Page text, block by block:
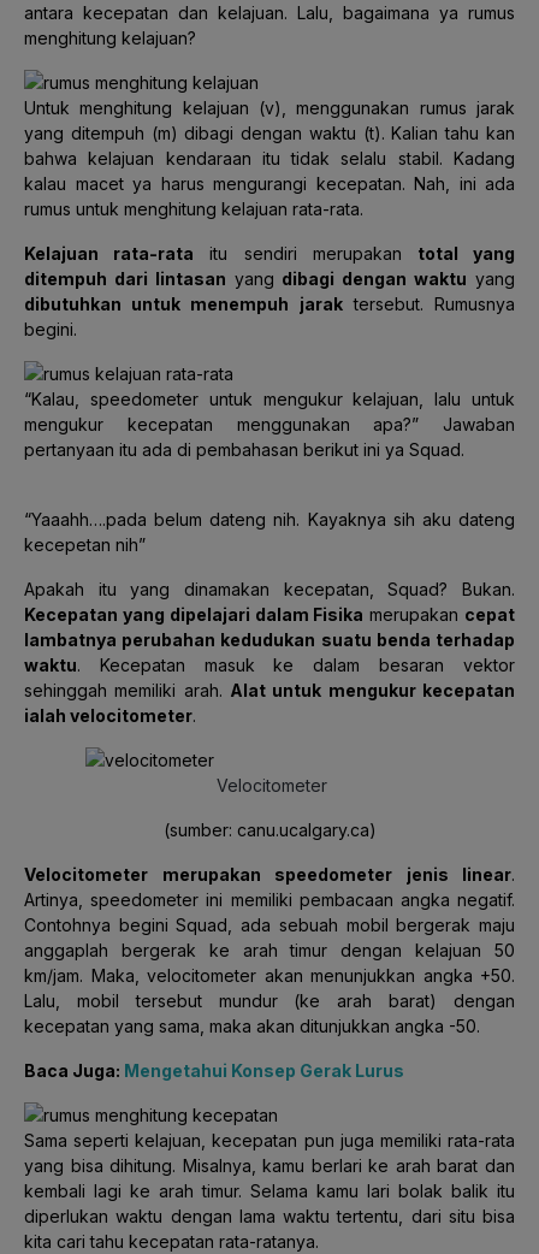
antara kecepatan dan kelajuan. Lalu, bagaimana ya rumus
menghitung kelajuan?
Untuk menghitung kelajuan (v), menggunakan rumus jarak
yang ditempuh (m) dibagi dengan waktu (t). Kalian tahu kan
bahwa kelajuan kendaraan itu tidak selalu stabil. Kadang
kalau macet ya harus mengurangi kecepatan. Nah, ini ada
rumus untuk menghitung kelajuan rata-rata.
Kelajuan rata-rata itu sendiri merupakan total yang
ditempuh dari lintasan yang dibagi dengan waktu yang
dibutuhkan untuk menempuh jaraktersebut. Rumusnya
begini.
“Kalau, speedometer untuk mengukur kelajuan, lalu untuk
mengukur kecepatan menggunakan apa?” Jawaban
pertanyaan itu ada di pembahasan berikut ini ya Squad.
“Yaaahh….pada belum dateng nih. Kayaknya sih aku dateng
kecepetan nih”
Apakah itu yang dinamakan kecepatan, Squad? Bukan.
Kecepatan yang dipelajari dalam Fisika merupakan cepat
lambatnya perubahan kedudukan suatu benda terhadap
waktu. Kecepatan masuk ke dalam besaran vektor
sehinggah memiliki arah. Alat untuk mengukur kecepatan
ialah velocitometer.
Velocitometer
(sumber: canu.ucalgary.ca)
Velocitometer merupakan speedometer jenis linear.
Artinya, speedometer ini memiliki pembacaan angka negatif.
Contohnya begini Squad, ada sebuah mobil bergerak maju
anggaplah bergerak ke arah timur dengan kelajuan 50
km/jam. Maka, velocitometer akan menunjukkan angka +50.
Lalu, mobil tersebut mundur (ke arah barat) dengan
kecepatan yang sama, maka akan ditunjukkan angka -50.
Baca Juga: Mengetahui Konsep Gerak Lurus
Sama seperti kelajuan, kecepatan pun juga memiliki rata-rata
yang bisa dihitung. Misalnya, kamu berlari ke arah barat dan
kembali lagi ke arah timur. Selama kamu lari bolak balik itu
diperlukan waktu dengan lama waktu tertentu, dari situ bisa
kita cari tahu kecepatan rata-ratanya.